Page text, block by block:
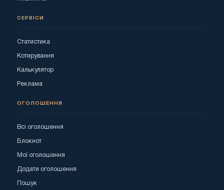
СЕРВІСИ
Статистика
Котирування
Калькулятор
Реклама
ОГОЛОШЕННЯ
Всі оголошення
Блокнот
Мої оголошення
Додати оголошення
Пошук